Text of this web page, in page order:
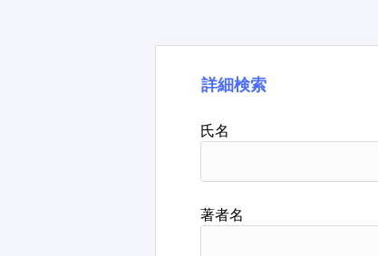
詳細検索
氏名
著者名